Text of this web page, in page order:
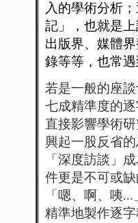
入的學術分析
記」，也就是
出版界、媒體
錄等等，也常
若是一般的座
七成精準度的
直接影響學術
興起一股反省
「深度訪談」
件更是不可或
「嗯、啊、咦
精準地製作逐